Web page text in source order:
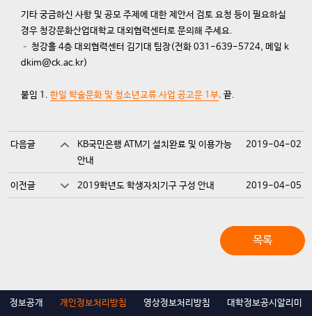
기타 궁금하신 사항 및 공모 주제에 대한 제안서 검토 요청 등이 필요하실
경우 청강문화산업대학교 대외협력센터로 문의해 주세요.
– 청강홀 4층 대외협력센터 김기대 팀장(전화 031-639-5724, 메일 k
dkim@ck.ac.kr)
붙임 1. 한일 학술문화 및 청소년교류 사업 공고문 1부. 끝.
다음글
KB국민은행 ATM기 설치완료 및 이용가능
안내
2019-04-02
이전글 2019학년도 학생자치기구 구성 안내 2019-04-05
목록
정보공개 개인정보처리방침 영상정보처리방침 대학정보공시알리미